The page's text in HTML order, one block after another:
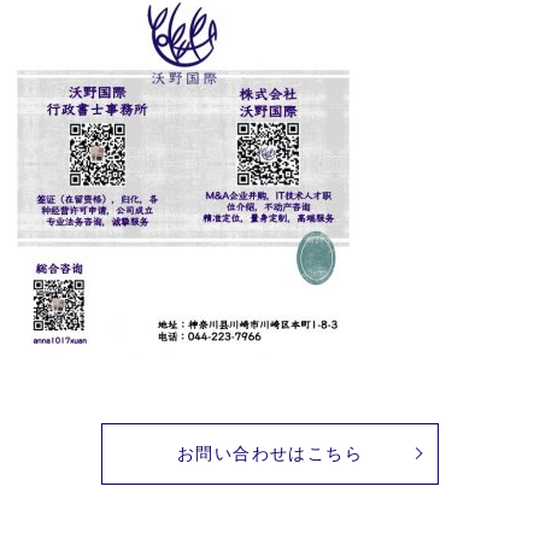
お問い合わせはこちら